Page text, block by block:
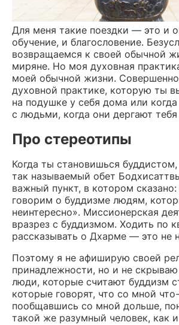
Для меня такие поездки — это и
обучение, и благословение.
возвращаемся к своей обычной
миряне. Но моя духовная
моей обычной жизни.
духовной практике, которую ты
на подушке у себя дома или
с людьми, когда они дергают тебя
Про стереотипы
Когда ты становишься
так называемый обет
важный пункт, в котором
говорим о буддизме людям,
неинтересно». Миссионерская
вразрез с буддизмом. Ходить по
рассказывать о Дхарме — это не
Поэтому я не афиширую своей
принадлежности, но и не
люди, которые считают буддизм
которые говорят, что со мной
пообщавшись со мной дольше,
такой же разумный человек, как